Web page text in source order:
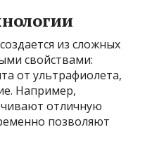
из сложных
свойствами:
от ультрафиолета,
Например,
отличную
позволяют